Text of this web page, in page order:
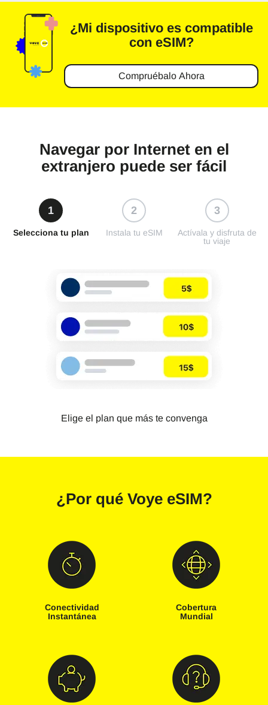
¿Mi dispositivo es compatible
con eSIM?
Compruébalo Ahora
Navegar por Internet en el
extranjero puede ser fácil
1
Selecciona tu plan
2
Instala tu eSIM
3
Actívala y disfruta de
tu viaje
Elige el plan que más te convenga
¿Por qué Voye eSIM?
Conectividad
Instantánea
Cobertura
Mundial